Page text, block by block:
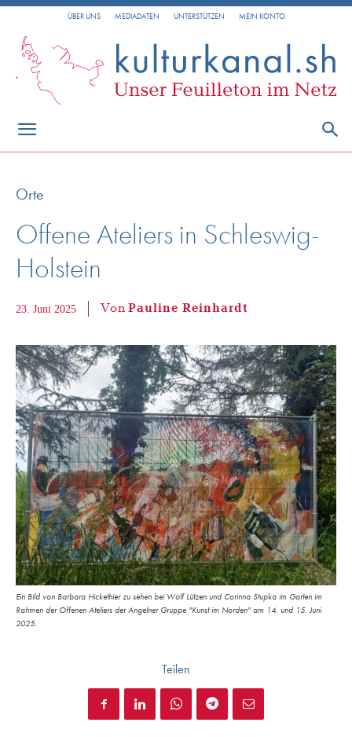
ÜBER UNS MEDIADATEN UNTERSTÜTZEN MEIN KONTO
Orte
Offene Ateliers in Schleswig-
Holstein
23. Juni 2025 VonPauline Reinhardt
Ein Bild von Barbara Hickethier zu sehen bei Wolf Lützen und Corinna Stupka im Garten im
Rahmen der Offenen Ateliers der Angelner Gruppe "Kunst im Norden" am 14. und 15. Juni
2025.
Teilen